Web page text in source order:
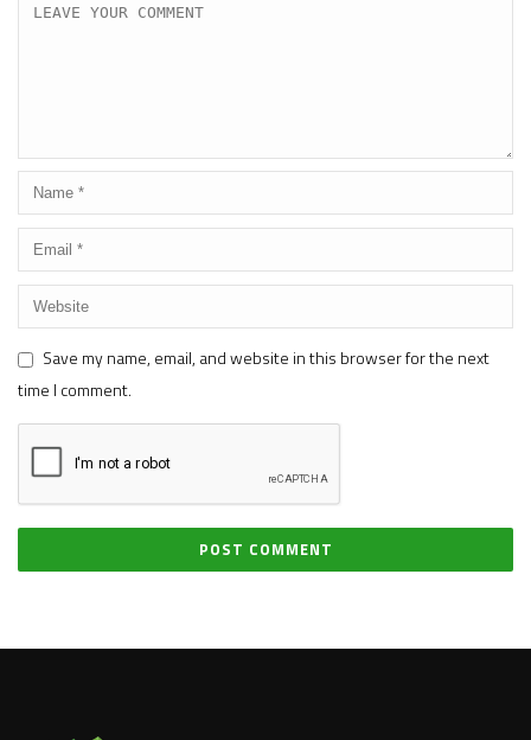
Save my name, email, and website in this browser for the next
time I comment.